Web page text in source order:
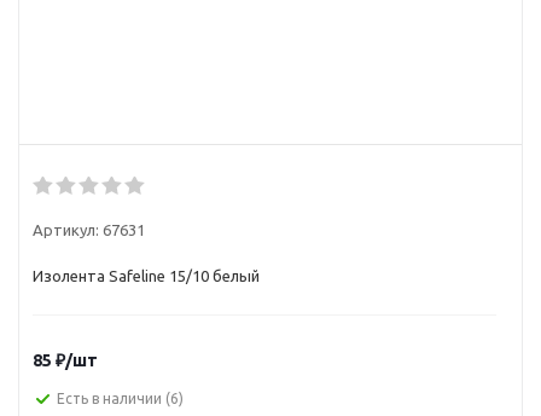
Артикул: 67631
Изолента Safeline 15/10 белый
85 ₽/шт
Есть в наличии (6)